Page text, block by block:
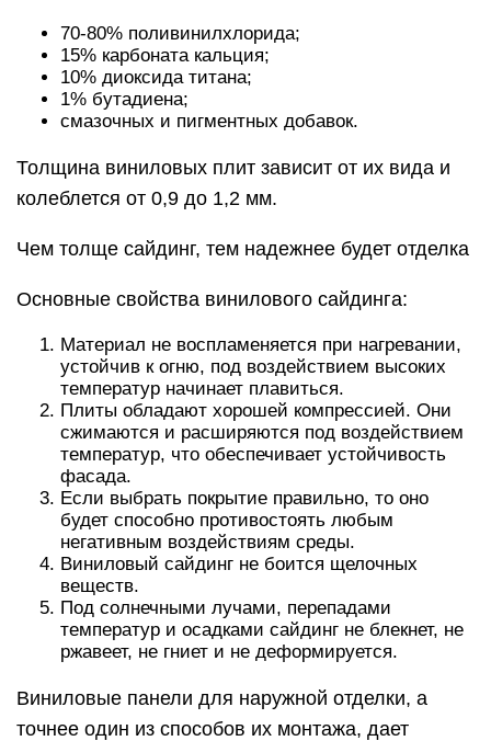
70-80% поливинилхлорида;
15% карбоната кальция;
10% диоксида титана;
1% бутадиена;
смазочных и пигментных добавок.
Толщина виниловых плит зависит от их вида и
колеблется от 0,9 до 1,2 мм.
Чем толще сайдинг, тем надежнее будет отделка
Основные свойства винилового сайдинга:
Материал не воспламеняется при нагревании,
устойчив к огню, под воздействием высоких
температур начинает плавиться.
Плиты обладают хорошей компрессией. Они
сжимаются и расширяются под воздействием
температур, что обеспечивает устойчивость
фасада.
Если выбрать покрытие правильно, то оно
будет способно противостоять любым
негативным воздействиям среды.
Виниловый сайдинг не боится щелочных
веществ.
Под солнечными лучами, перепадами
температур и осадками сайдинг не блекнет, не
ржавеет, не гниет и не деформируется.
Виниловые панели для наружной отделки, а
точнее один из способов их монтажа, дает